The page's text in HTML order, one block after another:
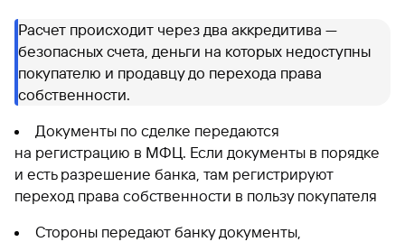
Расчет происходит через два аккредитива —
безопасных счета, деньги на которых недоступны
покупателю и продавцу до перехода права
собственности.
Документы по сделке передаются
на регистрацию в МФЦ. Если документы в порядке
и есть разрешение банка, там регистрируют
переход права собственности в пользу покупателя
Стороны передают банку документы,